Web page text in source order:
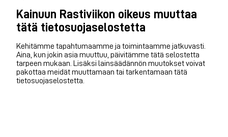
Kainuun Rastiviikon oikeus muuttaa
tätä tietosuojaselostetta
Kehitämme tapahtumaamme ja toimintaamme jatkuvasti.
Aina, kun jokin asia muuttuu, päivitämme tätä selostetta
tarpeen mukaan. Lisäksi lainsäädännön muutokset voivat
pakottaa meidät muuttamaan tai tarkentamaan tätä
tietosuojaselostetta.